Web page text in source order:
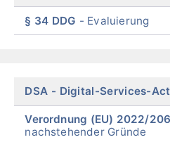
§ 34 DDG Evaluierung
Skip
menu
DSA Digital-Services-Act
Verordnung (EU) 2022/
nachstehender Gründe